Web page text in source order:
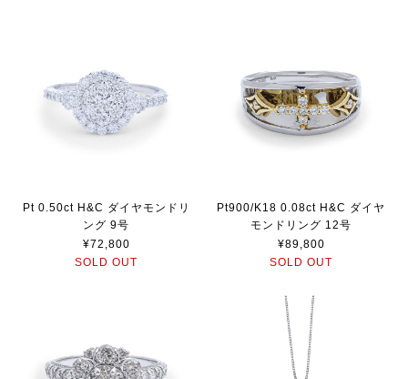
Pt 0.50ct H&C ダイヤモンドリ
ング 9号
¥72,800
SOLD OUT
Pt900/K18 0.08ct H&C ダイヤ
モンドリング 12号
¥89,800
SOLD OUT